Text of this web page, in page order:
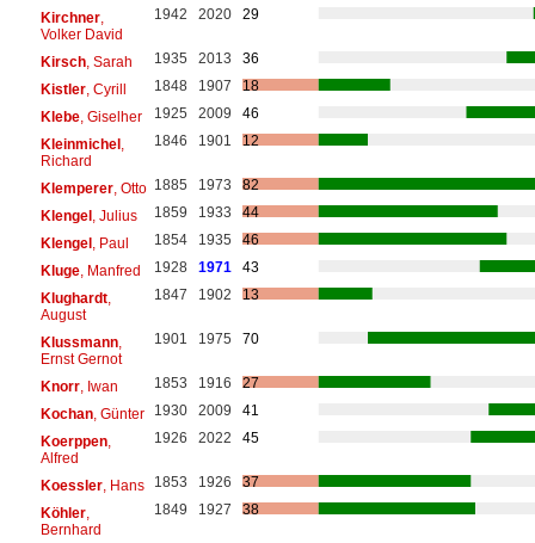
Kirchner,
Volker David
1942 2020 29
Kirsch, Sarah 1935 2013
36
Kistler, Cyrill 1848 1907
18
Klebe, Giselher 1925 2009
46
Kleinmichel,
Richard
1846 1901 12
Klemperer, Otto 1885 1973
82
Klengel, Julius 1859 1933
44
Klengel, Paul 1854 1935
46
Kluge, Manfred 1928 1971
43
Klughardt,
August
1847 1902 13
Klussmann,
Ernst Gernot
1901 1975 70
Knorr, Iwan 1853 1916
27
Kochan, Günter 1930 2009
41
Koerppen,
Alfred
1926 2022 45
Koessler, Hans 1853 1926
37
Köhler,
Bernhard
1849 1927 38